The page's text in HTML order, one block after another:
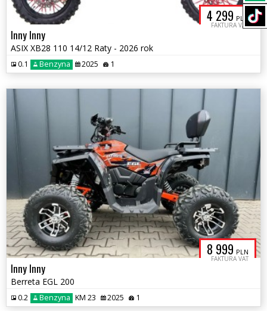
4 299 PLN
FAKTURA VAT
Inny Inny
ASIX XB28 110 14/12 Raty - 2026 rok
0.1 Benzyna 2025 1
8 999 PLN
FAKTURA VAT
Inny Inny
Berreta EGL 200
0.2 Benzyna KM 23 2025 1